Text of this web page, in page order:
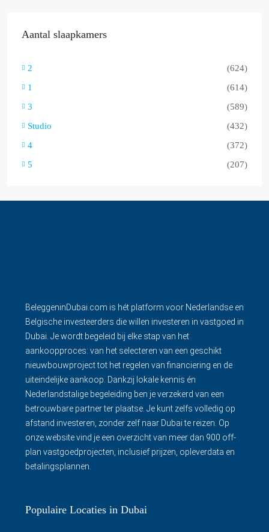
Aantal slaapkamers
2
(624)
1
(614)
3
(589)
Studio
(432)
4
(372)
5
(207)
BeleggeninDubai.com is hét platform voor Nederlandse en
Belgische investeerders die willen investeren in vastgoed in
Dubai. Je wordt begeleid bij elke stap van het
aankoopproces: van het selecteren van een geschikt
nieuwbouwproject tot het regelen van financiering en de
uiteindelijke aankoop. Dankzij lokale kennis én
Nederlandstalige begeleiding ben je verzekerd van een
betrouwbare partner ter plaatse. Je kunt zelfs volledig op
afstand investeren, zonder zelf naar Dubai te reizen. Op
onze website vind je een overzicht van meer dan 900 off-
plan vastgoedprojecten, inclusief prijzen, opleverdata en
betalingsplannen.
Populaire Locaties in Dubai